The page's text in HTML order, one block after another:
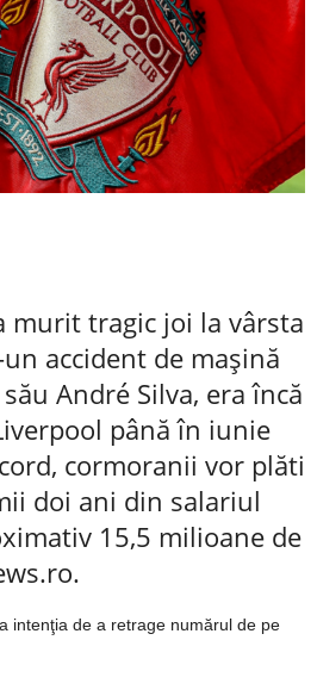
murit tragic joi la vârsta
accident de maşină
André Silva, era încă
până în iunie
cormoranii vor plăti
doi ani din salariul
15,5 milioane de
intenţia de a retrage numărul de pe